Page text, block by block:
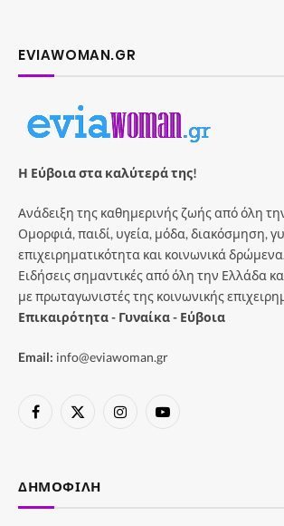
EVIAWOMAN.GR
Η Εύβοια στα καλύτερά της!
Ανάδειξη της καθημερινής ζωής από όλη
Ομορφιά, παιδί, υγεία, μόδα, διακόσμηση,
επιχειρηματικότητα και κοινωνικά δρώμενα.
Ειδήσεις σημαντικές από όλη την Ελλάδα
με πρωταγωνιστές της κοινωνικής
Επικαιρότητα - Γυναίκα - Εύβοια
Email: info@eviawoman.gr
Facebook
X
InstagramYouTube
ΔΗΜΟΦΙΛΉ